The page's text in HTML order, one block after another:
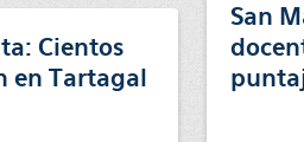
Cientos
en Tartagal
San